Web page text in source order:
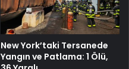
New York’taki Tersanede
Yangın ve Patlama: 1 Ölü,